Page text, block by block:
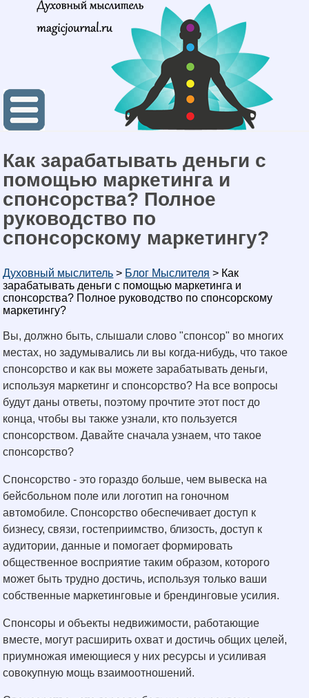
Как зарабатывать деньги с
помощью маркетинга и
спонсорства? Полное
руководство по
спонсорскому маркетингу?
Духовный мыслитель > Блог Мыслителя > Как
зарабатывать деньги с помощью маркетинга и
спонсорства? Полное руководство по спонсорскому
маркетингу?
Вы, должно быть, слышали слово "спонсор" во многих
местах, но задумывались ли вы когда-нибудь, что такое
спонсорство и как вы можете зарабатывать деньги,
используя маркетинг и спонсорство? На все вопросы
будут даны ответы, поэтому прочтите этот пост до
конца, чтобы вы также узнали, кто пользуется
спонсорством. Давайте сначала узнаем, что такое
спонсорство?
Спонсорство - это гораздо больше, чем вывеска на
бейсбольном поле или логотип на гоночном
автомобиле. Спонсорство обеспечивает доступ к
бизнесу, связи, гостеприимство, близость, доступ к
аудитории, данные и помогает формировать
общественное восприятие таким образом, которого
может быть трудно достичь, используя только ваши
собственные маркетинговые и брендинговые усилия.
Спонсоры и объекты недвижимости, работающие
вместе, могут расширить охват и достичь общих целей,
приумножая имеющиеся у них ресурсы и усиливая
совокупную мощь взаимоотношений.